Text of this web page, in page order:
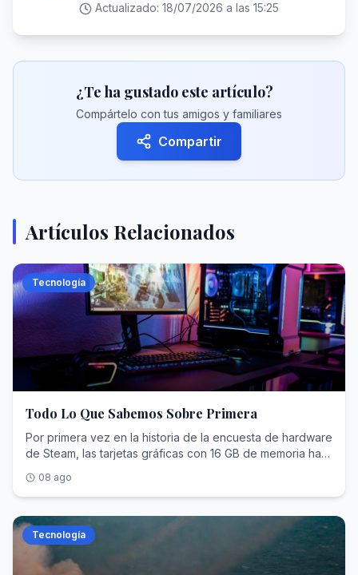
Actualizado: 18/07/2026 a las 15:25
¿Te ha gustado este artículo?
Compártelo con tus amigos y familiares
Compartir
Artículos Relacionados
Tecnología
Todo Lo Que Sabemos Sobre Primera
Por primera vez en la historia de la encuesta de hardware
de Steam, las tarjetas gráficas con 16 GB de memoria han
entre los jugadores de PC. Los juegos AAA y los motores
gráficos se están volviendo cada vez más exquisitos y
hambrientos de memoria, una tendencia que se lleva
gestando durante años y que desde luego no ayuda,
sobre todo en un contexto en el que la escasez de
componentes está torciendo el panorama tecnológico.
08 ago
Tecnología